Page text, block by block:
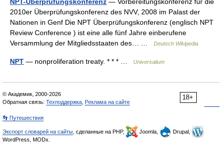
2010er Überprüfungskonferenz des NVV, 2008 im Palast der
Nationen in Genf Die NPT Überprüfungskonferenz (englisch NPT
Review Conference ) ist eine alle fünf Jahre einberufene
Versammlung der Mitgliedsstaaten des… …
Deutsch Wikipedia
NPT — nonproliferation treaty. * * * … Universalium
18+
© Академик, 2000-2026
Обратная связь: Техподдержка Реклама на сайте
👣 Путешествия
Экспорт словарей на сайты , сделанные на PHP, Joomla,
Drupal,
WordPress, MODx.